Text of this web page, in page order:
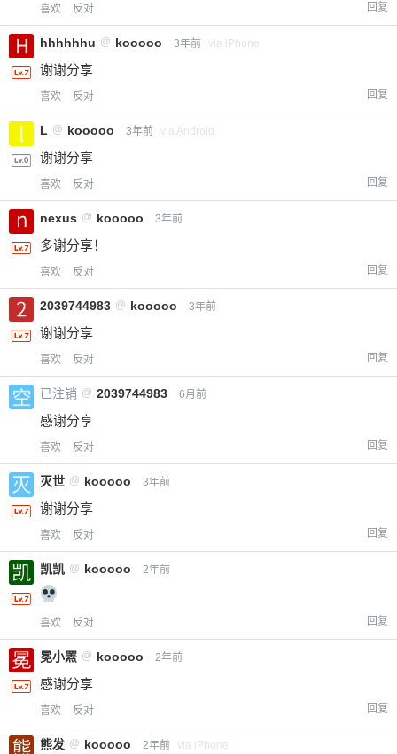
喜欢 反对 回复
hhhhhhu @ kooooo 3年前 via iPhone
谢谢分享
喜欢 反对 回复
L @ kooooo 3年前 via Android
谢谢分享
喜欢 反对 回复
nexus @ kooooo 3年前
多谢分享！
喜欢 反对 回复
2039744983 @ kooooo 3年前
谢谢分享
喜欢 反对 回复
已注销 @ 2039744983 6月前
感谢分享
喜欢 反对 回复
灭世 @ kooooo 3年前
谢谢分享
喜欢 反对 回复
凯凯 @ kooooo 2年前
喜欢 反对 回复
冕小罴 @ kooooo 2年前
感谢分享
喜欢 反对 回复
熊发 @ kooooo 2年前 via iPhone